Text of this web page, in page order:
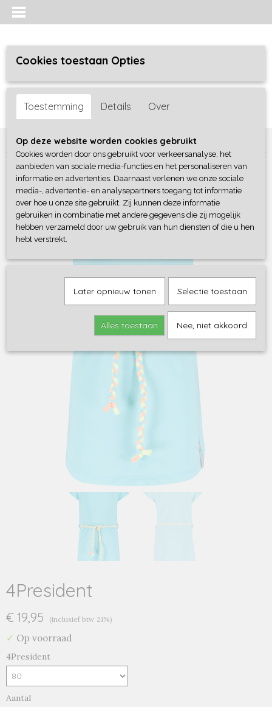
Inloggen Registreren
Home >Meisjes>jurken / rokken/ jumpsuit>4President
4President
€ 19,95 (inclusief btw 21%)
✓ Op voorraad
4President
Aantal
Cookies toestaan Opties
Toestemming Details Over
Op deze website worden cookies gebruikt
Cookies worden door ons gebruikt voor verkeersanalyse, het
aanbieden van sociale media-functies en het personaliseren van
informatie en advertenties. Daarnaast verlenen we onze sociale
media-, advertentie- en analysepartners toegang tot informatie
over hoe u onze site gebruikt. Zij kunnen deze informatie
gebruiken in combinatie met andere gegevens die zij mogelijk
hebben verzameld door uw gebruik van hun diensten of die u hen
hebt verstrekt.
Later opnieuw tonen Selectie toestaan
Alles toestaan Nee, niet akkoord